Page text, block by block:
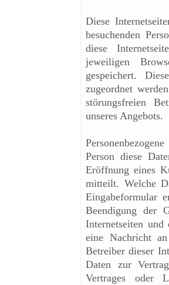
Diese
besuchenden
diese
jeweiligen
gespeichert.
zugeordnet
störungsfreien
unseres Angebots.
Person diese
Eröffnung eines
mitteilt. Welche
Eingabeformular
Beendigung der
Internetseiten
eine Nachricht
Betreiber dieser
Daten zur
Vertrages oder